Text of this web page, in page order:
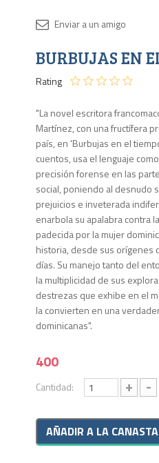
BURBUJAS EN
Rating
"La novel escritora
Martínez, con una fructífera
país, en 'Burbujas en el
cuentos, usa el lenguaje
precisión forense en las
social, poniendo al desnudo
prejuicios e inveterada
enarbola su apalabra contra
padecida por la mujer
historia, desde sus orígenes
días. Su manejo tanto del
la multiplicidad de sus
destrezas que exhibe en el
la convierten en una
dominicanas".
400
Cantidad: + -